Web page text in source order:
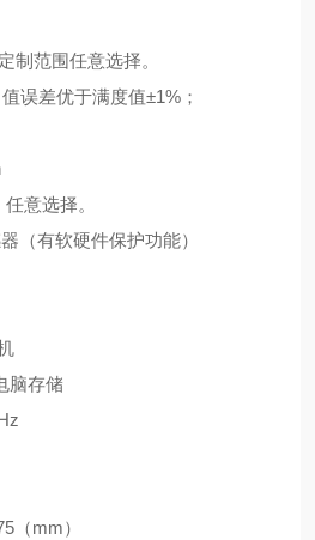
制范围任意选择。
值误差优于满度值±1% ；
任意选择。
（有软硬件保护功能）
脑存储
（mm）